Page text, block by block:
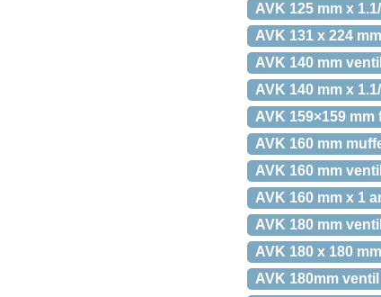
AVK 125 mm x
AVK 131 x 224
AVK 140 mm
AVK 140 mm x
AVK 159×159
AVK 160 mm
AVK 160 mm
AVK 160 mm x 1
AVK 180 mm
AVK 180 x 180
AVK 180mm